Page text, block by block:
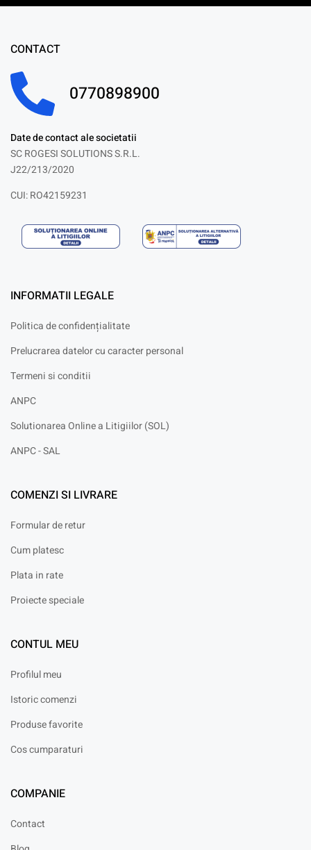
CONTACT
0770898900
Date de contact ale societatii
SC ROGESI SOLUTIONS S.R.L.
J22/213/2020
CUI: RO42159231
INFORMATII LEGALE
Politica de confidențialitate
Prelucrarea datelor cu caracter personal
Termeni si conditii
ANPC
Solutionarea Online a Litigiilor (SOL)
ANPC - SAL
COMENZI SI LIVRARE
Formular de retur
Cum platesc
Plata in rate
Proiecte speciale
CONTUL MEU
Profilul meu
Istoric comenzi
Produse favorite
Cos cumparaturi
COMPANIE
Contact